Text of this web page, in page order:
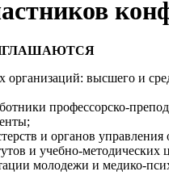
организаций: высшего и
профессорско-
и органов управления
и учебно-
молодежи и медико-